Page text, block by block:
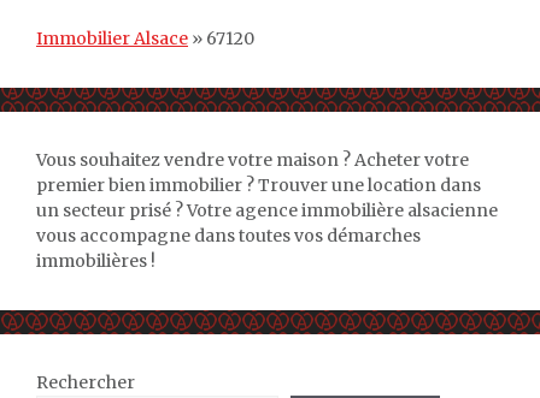
Immobilier Alsace » 67120
Vous souhaitez vendre votre maison ? Acheter votre
premier bien immobilier ? Trouver une location dans
un secteur prisé ? Votre agence immobilière alsacienne
vous accompagne dans toutes vos démarches
immobilières !
Rechercher